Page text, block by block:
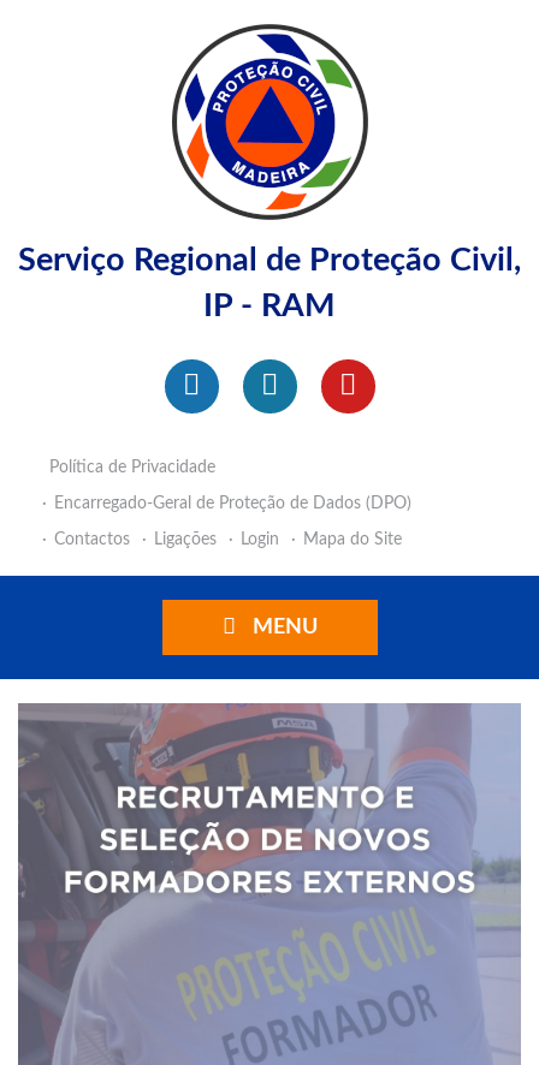
Serviço Regional de Proteção Civil,
IP - RAM
Política de Privacidade
Encarregado-Geral de Proteção de Dados (DPO)
Contactos
Ligações Login Mapa do Site
MENU